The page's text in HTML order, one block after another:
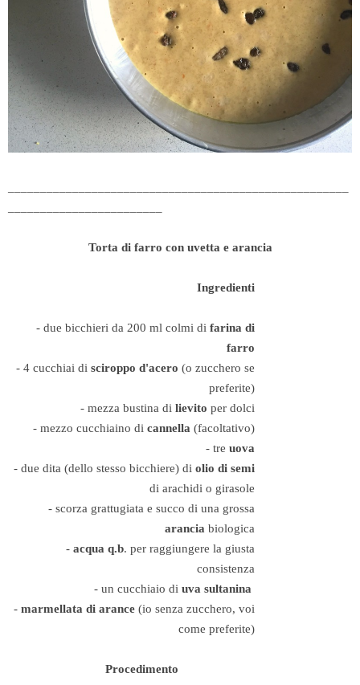
Torta di farro con uvetta e arancia
Ingredienti
- due bicchieri da 200 ml colmi di farina di
farro
- 4 cucchiai di sciroppo d'acero (o zucchero se
preferite)
- mezza bustina di lievito per dolci
- mezzo cucchiaino di cannella(facoltativo)
- tre uova
- due dita (dello stesso bicchiere) di olio di semi
di arachidi o girasole
- scorza grattugiata e succo di una grossa
aranciabiologica
-acqua q.b. per raggiungere la giusta
consistenza
- un cucchiaio di uva sultanina
- marmellata di arance(io senza zucchero, voi
come preferite)
Procedimento